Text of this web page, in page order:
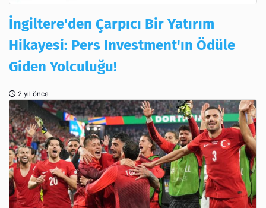
İngiltere'den Çarpıcı Bir Yatırım
Hikayesi: Pers Investment'ın Ödüle
Giden Yolculuğu!
2 yıl önce